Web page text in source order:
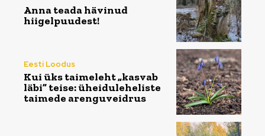
Anna teada hävinud
hiigelpuudest!
Eesti Loodus
Kui üks taimeleht „kasvab
läbi” teise: üheiduleheliste
taimede arenguveidrus